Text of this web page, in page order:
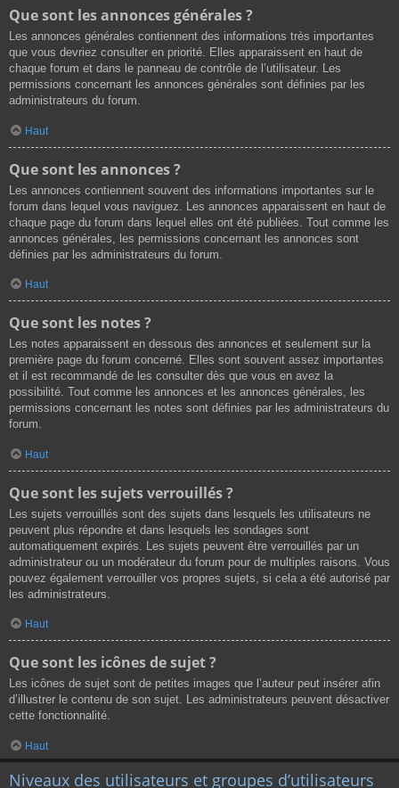
Que sont les annonces générales ?
Les annonces générales contiennent des informations très importantes
que vous devriez consulter en priorité. Elles apparaissent en haut de
chaque forum et dans le panneau de contrôle de l’utilisateur. Les
permissions concernant les annonces générales sont définies par les
administrateurs du forum.
Haut
Que sont les annonces ?
Les annonces contiennent souvent des informations importantes sur le
forum dans lequel vous naviguez. Les annonces apparaissent en haut de
chaque page du forum dans lequel elles ont été publiées. Tout comme les
annonces générales, les permissions concernant les annonces sont
définies par les administrateurs du forum.
Haut
Que sont les notes ?
Les notes apparaissent en dessous des annonces et seulement sur la
première page du forum concerné. Elles sont souvent assez importantes
et il est recommandé de les consulter dès que vous en avez la
possibilité. Tout comme les annonces et les annonces générales, les
permissions concernant les notes sont définies par les administrateurs du
forum.
Haut
Que sont les sujets verrouillés ?
Les sujets verrouillés sont des sujets dans lesquels les utilisateurs ne
peuvent plus répondre et dans lesquels les sondages sont
automatiquement expirés. Les sujets peuvent être verrouillés par un
administrateur ou un modérateur du forum pour de multiples raisons. Vous
pouvez également verrouiller vos propres sujets, si cela a été autorisé par
les administrateurs.
Haut
Que sont les icônes de sujet ?
Les icônes de sujet sont de petites images que l’auteur peut insérer afin
d’illustrer le contenu de son sujet. Les administrateurs peuvent désactiver
cette fonctionnalité.
Haut
Niveaux des utilisateurs et groupes d’utilisateurs